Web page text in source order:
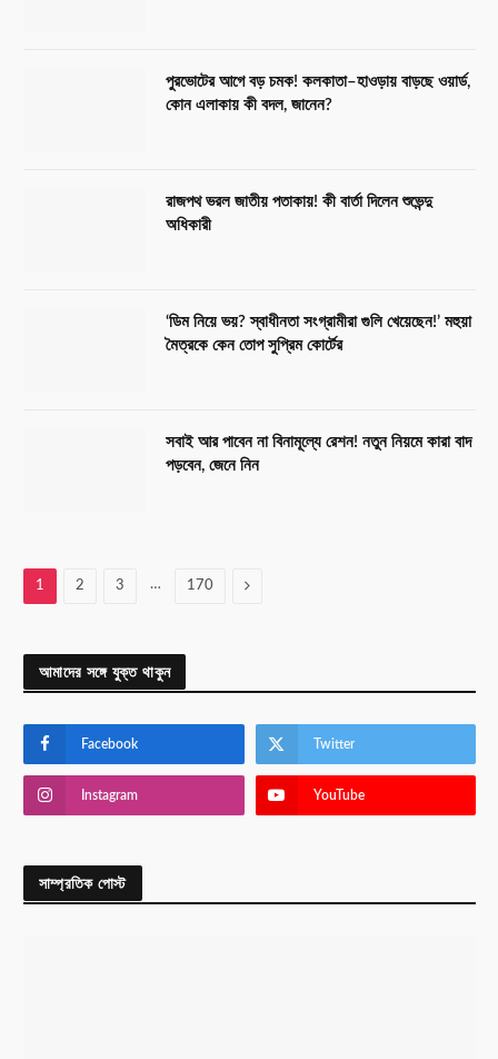
পুরভোটের আগে বড় চমক! কলকাতা–হাওড়ায় বাড়ছে ওয়ার্ড,
কোন এলাকায় কী বদল, জানেন?
রাজপথ ভরল জাতীয় পতাকায়! কী বার্তা দিলেন শুভেন্দু
অধিকারী
‘ডিম নিয়ে ভয়? স্বাধীনতা সংগ্রামীরা গুলি খেয়েছেন!’ মহুয়া
মৈত্রকে কেন তোপ সুপ্রিম কোর্টের
সবাই আর পাবেন না বিনামূল্যে রেশন! নতুন নিয়মে কারা বাদ
পড়বেন, জেনে নিন
1 2 3 … 170 Next
আমাদের সঙ্গে যুক্ত থাকুন
Facebook Twitter
Instagram YouTube
সাম্প্রতিক পোস্ট